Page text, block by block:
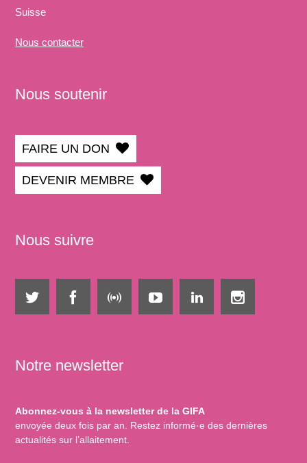
Suisse
Nous contacter
Nous soutenir
FAIRE UN DON
DEVENIR MEMBRE
Nous suivre
Notre newsletter
Abonnez-vous à la newsletter de la GIFA
envoyée deux fois par an. Restez informé·e des dernières
actualités sur l’allaitement.